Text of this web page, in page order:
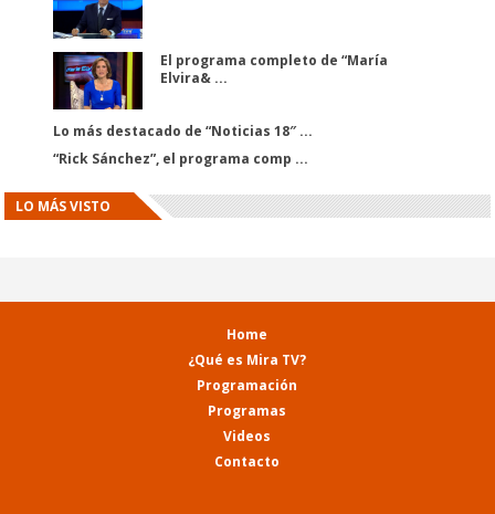
El programa completo de “María
Elvira& ...
Lo más destacado de “Noticias 18″ ...
“Rick Sánchez”, el programa comp ...
LO MÁS VISTO
programa
completo
“María
Elvira”
(12/04/2014)
programa
completo
“María
Elvira”
(12/02/2014)
Home
¿Qué es Mira TV?
Programación
Programas
Videos
Contacto